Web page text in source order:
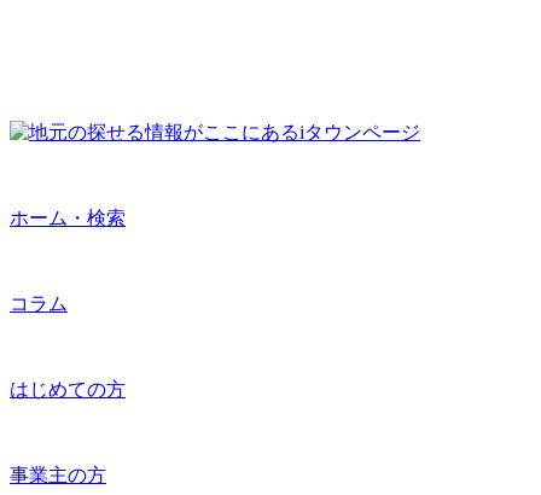
ホーム・検索
コラム
はじめての方
事業主の方